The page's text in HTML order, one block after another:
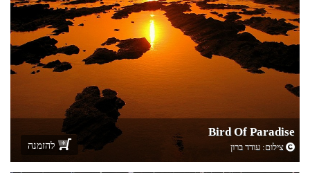
Bird Of Paradise
צילום: עודד ברון להזמנה